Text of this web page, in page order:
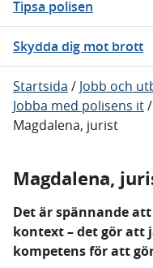
Tipsa polisen
Skydda dig mot brott
Startsida / Jobb och
Jobba med polisens it/
Magdalena, jurist
Magdalena,
Det är spännande
kontext – det gör att
kompetens för att